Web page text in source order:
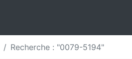
Recherche : "0079-5194"